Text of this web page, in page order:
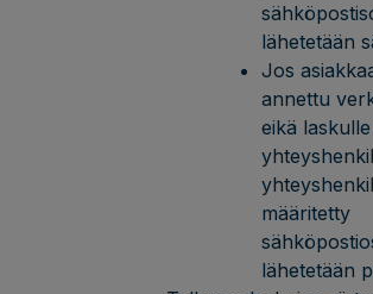
lähetetään
Jos
annettu
eikä
määritetty
lähetetään